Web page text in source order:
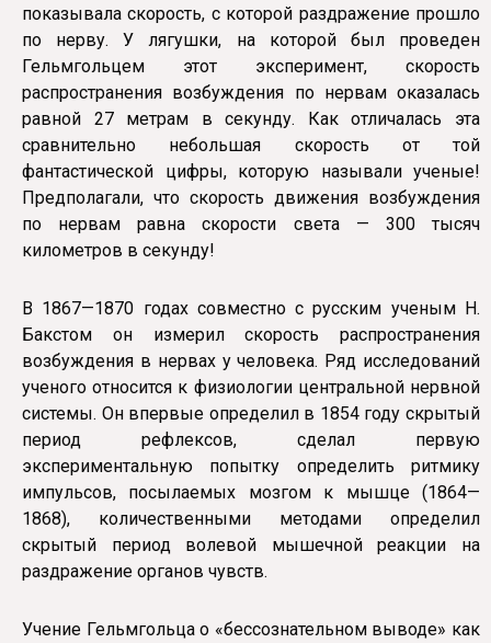
показывала скорость, с которой раздражение прошло
по нерву. У лягушки, на которой был проведен
Гельмгольцем этот эксперимент, скорость
распространения возбуждения по нервам оказалась
равной 27 метрам в секунду. Как отличалась эта
сравнительно небольшая скорость от той
фантастической цифры, которую называли ученые!
Предполагали, что скорость движения возбуждения
по нервам равна скорости света — 300 тысяч
километров в секунду!
В 1867—1870 годах совместно с русским ученым Н.
Бакстом он измерил скорость распространения
возбуждения в нервах у человека. Ряд исследований
ученого относится к физиологии центральной нервной
системы. Он впервые определил в 1854 году скрытый
период рефлексов, сделал первую
экспериментальную попытку определить ритмику
импульсов, посылаемых мозгом к мышце (1864—
1868), количественными методами определил
скрытый период волевой мышечной реакции на
раздражение органов чувств.
Учение Гельмгольца о «бессознательном выводе» как